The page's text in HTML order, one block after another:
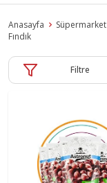
Anasayfa Süpermarket
Fındık
Filtre